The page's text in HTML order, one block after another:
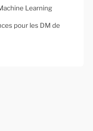
Learning
pour les DM de